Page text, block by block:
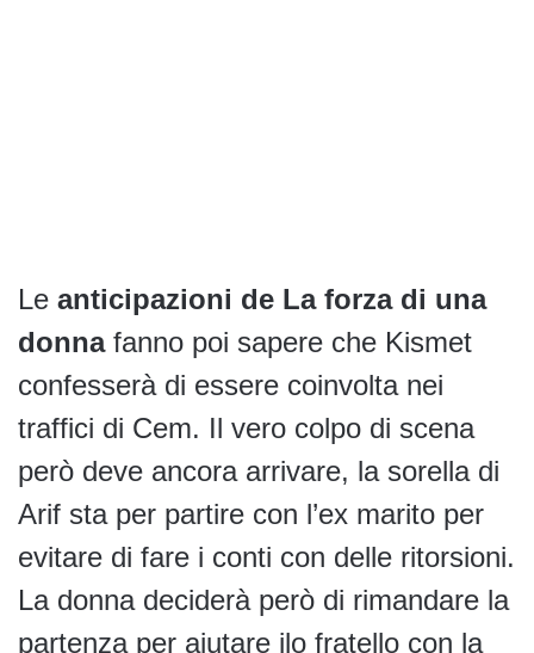
Le anticipazioni de La forza di una
donnafanno poi sapere che Kismet
confesserà di essere coinvolta nei
traffici di Cem. Il vero colpo di scena
però deve ancora arrivare, la sorella di
Arif sta per partire con l’ex marito per
evitare di fare i conti con delle ritorsioni.
La donna deciderà però di rimandare la
partenza per aiutare ilo fratello con la